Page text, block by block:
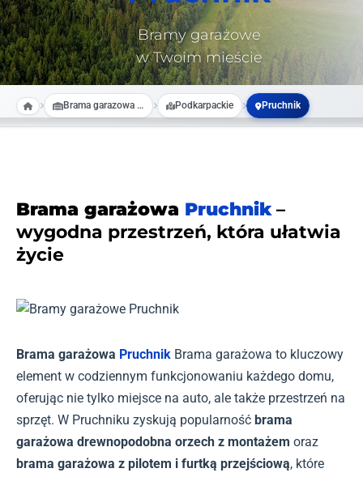
Bramy garażowe
w Twoim mieście
Brama garazowa na wymiar Podkarpackie Pruchnik
Brama garażowa Pruchnik–
wygodna przestrzeń, która ułatwia
życie
Brama garażowa Pruchnik Brama garażowa to kluczowy
element w codziennym funkcjonowaniu każdego domu,
oferując nie tylko miejsce na auto, ale także przestrzeń na
sprzęt. W Pruchniku zyskują popularność brama
garażowa drewnopodobna orzech z montażem oraz
brama garażowa z pilotem i furtką przejściową, które